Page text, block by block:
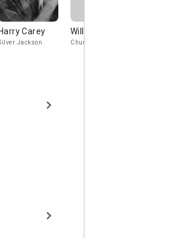
Harry Carey
Jackson
William Haade
Chuck McGraw